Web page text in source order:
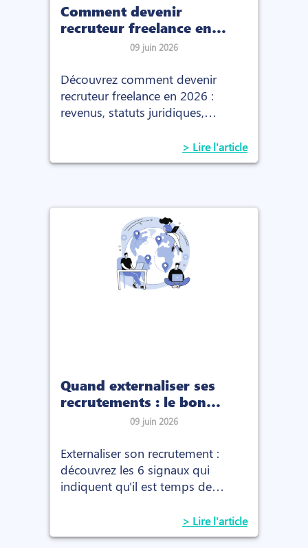
Comment devenir
recruteur freelance en
2026 : le guide complet
09 juin 2026
Découvrez comment devenir
recruteur freelance en 2026 :
revenus, statuts juridiques,
pour réussir votre activité.> Lire l'article
Quand externaliser ses
recrutements : le bon
moment pour se lancer
09 juin 2026
Externaliser son recrutement :
découvrez les 6 signaux qui
indiquent qu'il est temps de
vite et plus efficacement.> Lire l'article